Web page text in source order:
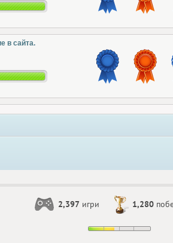
в сайта.
2,397 игри 1,280